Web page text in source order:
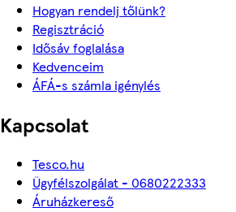
Hogyan rendelj tőlünk?
Regisztráció
Idősáv foglalása
Kedvenceim
ÁFÁ-s számla igénylés
Kapcsolat
Tesco.hu
Ügyfélszolgálat - 0680222333
Áruházkereső